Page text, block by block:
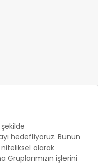
hedefliyoruz. Bunun
olarak
işlerini